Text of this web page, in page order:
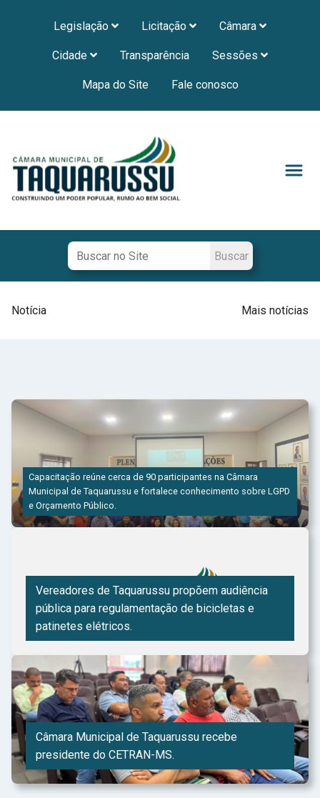
Legislação Licitação Câmara
Cidade Transparência Sessões
Mapa do Site Fale conosco
Notícia Mais notícias
Capacitação reúne cerca de 90 participantes na Câmara
Municipal de Taquarussu e fortalece conhecimento sobre LGPD
e Orçamento Público.
Vereadores de Taquarussu propõem audiência
pública para regulamentação de bicicletas e
patinetes elétricos.
Câmara Municipal de Taquarussu recebe
presidente do CETRAN-MS.